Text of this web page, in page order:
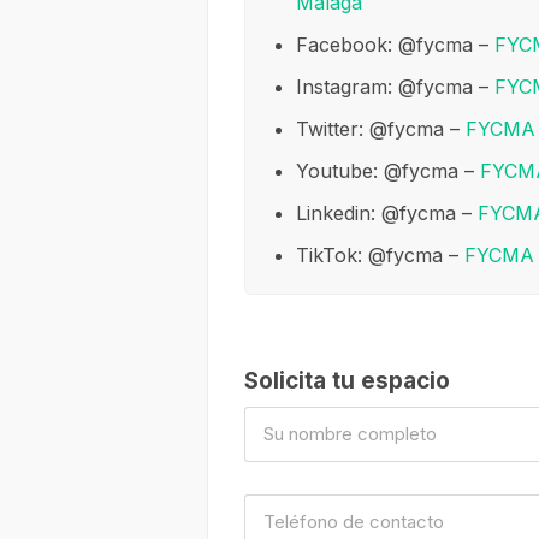
Facebook: @fycma –
Instagram: @fycma –
Twitter: @fycma – FYCMA
Youtube: @fycma –
Linkedin: @fycma –
TikTok: @fycma – FYCMA
Solicita tu espacio